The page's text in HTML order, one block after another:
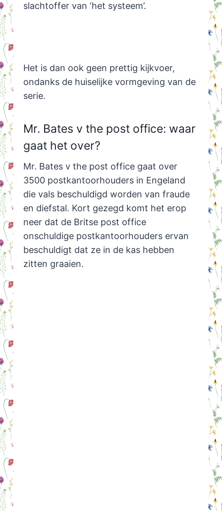
slachtoffer van ‘het systeem’.
Het is dan ook geen prettig kijkvoer,
ondanks de huiselijke vormgeving van de
serie.
Mr. Bates v the post office: waar
gaat het over?
Mr. Bates v the post office gaat over
3500 postkantoorhouders in Engeland
die vals beschuldigd worden van fraude
en diefstal. Kort gezegd komt het erop
neer dat de Britse post office
onschuldige postkantoorhouders ervan
beschuldigt dat ze in de kas hebben
zitten graaien.